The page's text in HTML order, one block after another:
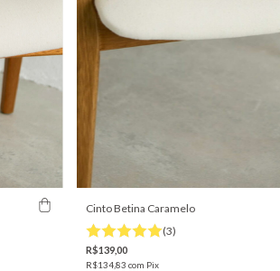
Cinto Betina Caramelo
(3)
R$139,00
R$134,83 com Pix